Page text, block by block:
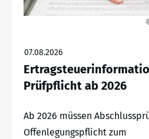
07.08.2026
Prüfpflicht ab 2026
Ab 2026 müssen
Offenlegungspflicht zum